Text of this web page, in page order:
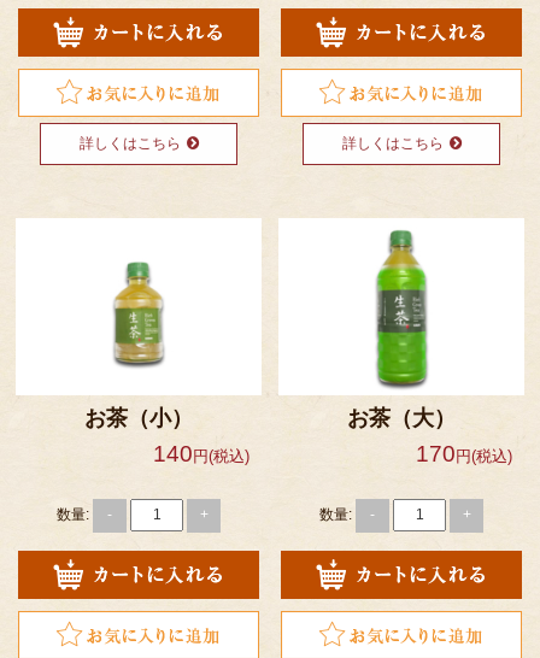
詳しくはこちら 詳しくはこちら
お茶（小）
140 円(税込)
数量: - +
お茶（大）
170 円(税込)
数量: - +